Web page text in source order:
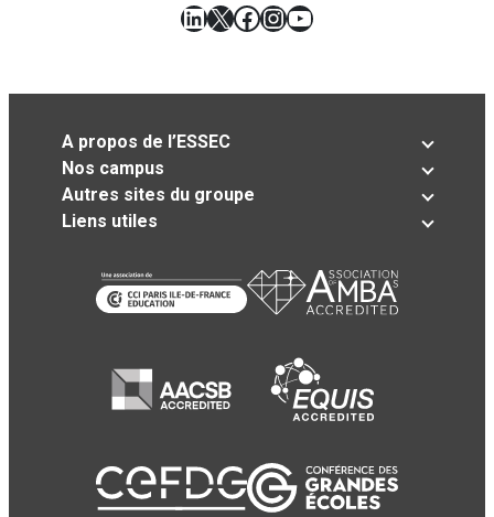
LinkedIn
X Facebook
Instagram
YouTube
A propos de l’ESSEC
Nos campus
Autres sites du groupe
Liens utiles